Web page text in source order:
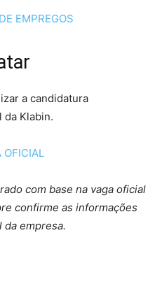
EMPREGOS
a candidatura
Klabin.
OFICIAL
com base na vaga oficial
confirme as informações
empresa.